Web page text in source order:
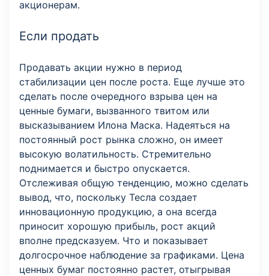
акционерам.
Если продать
Продавать акции нужно в период
стабилизации цен после роста. Еще лучше это
сделать после очередного взрыва цен на
ценные бумаги, вызванного твитом или
высказыванием Илона Маска. Надеяться на
постоянный рост рынка сложно, он имеет
высокую волатильность. Стремительно
поднимается и быстро опускается.
Отслеживая общую тенденцию, можно сделать
вывод, что, поскольку Тесла создает
инновационную продукцию, а она всегда
приносит хорошую прибыль, рост акций
вполне предсказуем. Что и показывает
долгосрочное наблюдение за графиками. Цена
ценных бумаг постоянно растет, отыгрывая